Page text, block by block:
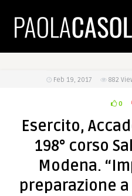
Feb 19, 2017 882
0
Esercito,
198° corso
Modena.
preparazione